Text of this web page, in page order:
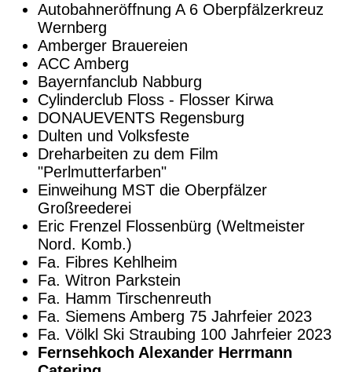
Autobahneröffnung A 6 Oberpfälzerkreuz
Wernberg
Amberger Brauereien
ACC Amberg
Bayernfanclub Nabburg
Cylinderclub Floss - Flosser Kirwa
DONAUEVENTS Regensburg
Dulten und Volksfeste
Dreharbeiten zu dem Film
"Perlmutterfarben"
Einweihung MST die Oberpfälzer
Großreederei
Eric Frenzel Flossenbürg (Weltmeister
Nord. Komb.)
Fa. Fibres Kehlheim
Fa. Witron Parkstein
Fa. Hamm Tirschenreuth
Fa. Siemens Amberg 75 Jahrfeier 2023
Fa. Völkl Ski Straubing 100 Jahrfeier 2023
Fernsehkoch Alexander Herrmann